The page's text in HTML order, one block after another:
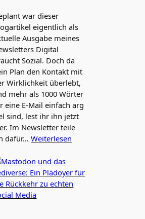
war dieser
eigentlich als
Ausgabe meines
Digital
Sozial. Doch da
Plan den Kontakt mit
Wirklichkeit überlebt,
mehr als 1000 Wörter
eine E-Mail einfach arg
sind, lest ihr ihn jetzt
Im Newsletter teile
dafür…Weiterlesen